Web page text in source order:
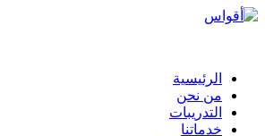
الرئيسية
من نحن
التدريبات
خدماتنا